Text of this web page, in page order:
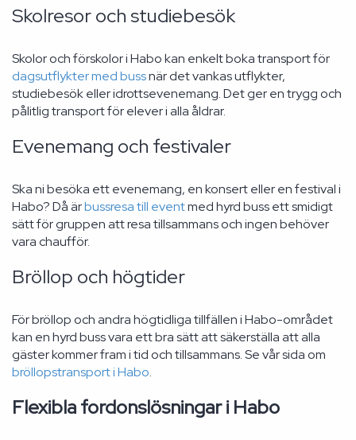
Skolresor och studiebesök
Skolor och förskolor i Habo kan enkelt boka transport för
dagsutflykter med bussnär det vankas utflykter,
studiebesök eller idrottsevenemang. Det ger en trygg och
pålitlig transport för elever i alla åldrar.
Evenemang och festivaler
Ska ni besöka ett evenemang, en konsert eller en festival i
Habo? Då ärbussresa till eventmed hyrd buss ett smidigt
sätt för gruppen att resa tillsammans och ingen behöver
vara chaufför.
Bröllop och högtider
För bröllop och andra högtidliga tillfällen i Habo-området
kan en hyrd buss vara ett bra sätt att säkerställa att alla
gäster kommer fram i tid och tillsammans. Se vår sida om
bröllopstransport i Habo.
Flexibla fordonslösningar i Habo